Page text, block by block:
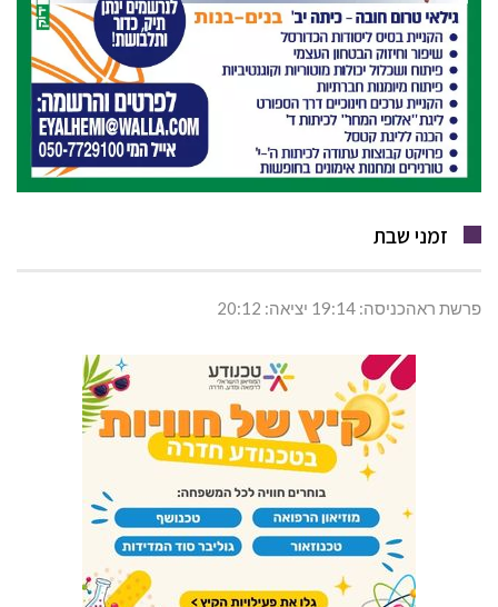
זמני שבת
פרשת ראהכניסה: 19:14 יציאה: 20:12